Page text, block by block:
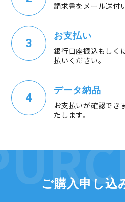
請求書をメール送付
お支払い
銀行口座振込もしく
払いください。
データ納品
お支払いが確認でき
たします。
ご購入申し込